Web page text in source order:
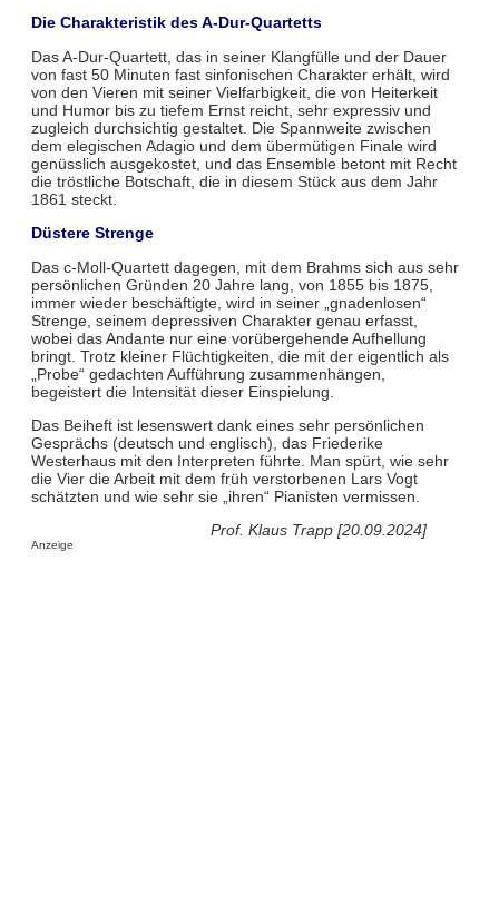
Die Charakteristik des A-Dur-Quartetts
Das A-Dur-Quartett, das in seiner Klangfülle und der Dauer
von fast 50 Minuten fast sinfonischen Charakter erhält, wird
von den Vieren mit seiner Vielfarbigkeit, die von Heiterkeit
und Humor bis zu tiefem Ernst reicht, sehr expressiv und
zugleich durchsichtig gestaltet. Die Spannweite zwischen
dem elegischen Adagio und dem übermütigen Finale wird
genüsslich ausgekostet, und das Ensemble betont mit Recht
die tröstliche Botschaft, die in diesem Stück aus dem Jahr
1861 steckt.
Düstere Strenge
Das c-Moll-Quartett dagegen, mit dem Brahms sich aus sehr
persönlichen Gründen 20 Jahre lang, von 1855 bis 1875,
immer wieder beschäftigte, wird in seiner „gnadenlosen“
Strenge, seinem depressiven Charakter genau erfasst,
wobei das Andante nur eine vorübergehende Aufhellung
bringt. Trotz kleiner Flüchtigkeiten, die mit der eigentlich als
„Probe“ gedachten Aufführung zusammenhängen,
begeistert die Intensität dieser Einspielung.
Das Beiheft ist lesenswert dank eines sehr persönlichen
Gesprächs (deutsch und englisch), das Friederike
Westerhaus mit den Interpreten führte. Man spürt, wie sehr
die Vier die Arbeit mit dem früh verstorbenen Lars Vogt
schätzten und wie sehr sie „ihren“ Pianisten vermissen.
Prof. Klaus Trapp [20.09.2024]
Anzeige